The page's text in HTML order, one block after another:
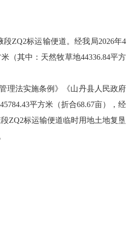
ZQ2标运输便道。经我局2026年4
（其中：天然牧草地44336.84平方
理法实施条例》 《山丹县人民政府
45784.43平方米（折合68.67亩） ， 经
ZQ2标运输便道临时用地土地复垦